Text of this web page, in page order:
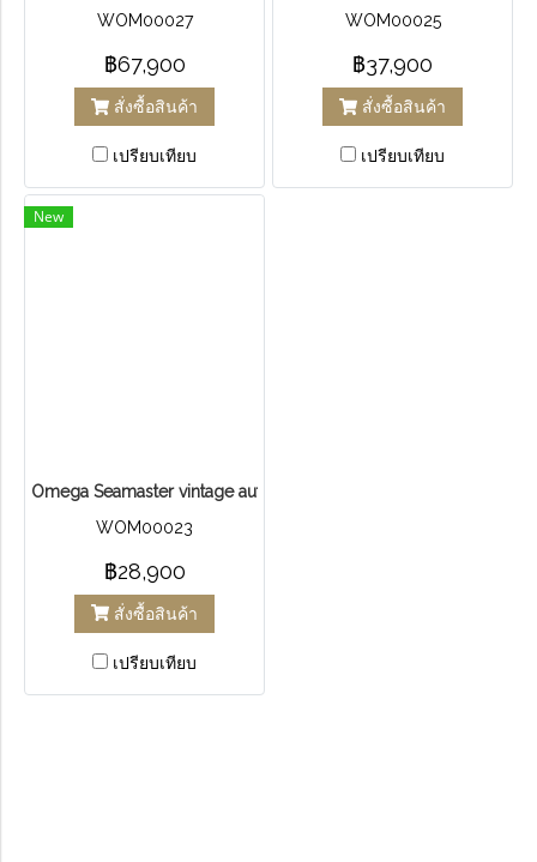
WOM00027
฿67,900
สั่งซื้อสินค้า
เปรียบเทียบ
WOM00025
฿37,900
สั่งซื้อสินค้า
เปรียบเทียบ
New
Omega Seamaster vintage automatic chronometer 2k
WOM00023
฿28,900
สั่งซื้อสินค้า
เปรียบเทียบ